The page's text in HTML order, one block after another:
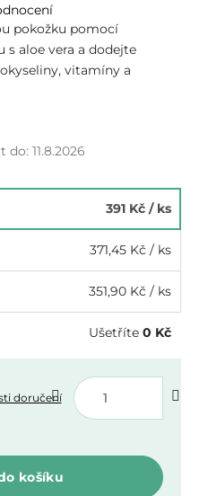
pokožku pomocí
s aloe vera a dodejte
vitamíny a
do: 11.8.2026
391 Kč / ks
371,45 Kč / ks
351,90 Kč / ks
Ušetříte 0 Kč
doručení
košíku